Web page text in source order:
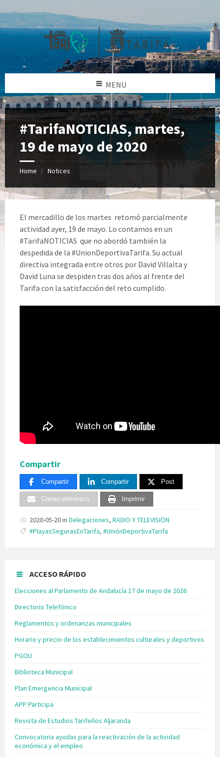
MENU
#TarifaNOTICIAS, martes,
19 de mayo de 2020
Home Notices
El mercadillo de los martes retomó parcialmente
actividad ayer, 19 de mayo. Lo contamos en un
#TarifaNOTICIAS que no abordó también la
despedida de la #UnionDeportivaTarifa. Su actual
directiva integrada entre otros por David Villalta y
David Luna se despiden tras dos años al frente del
Tarifa con la satisfacción del reto cumplido.
Compartir
Compartir Compartir Post
Correo eletrónico Imprimir
2020-05-20in Delegaciones, RADIO Y TELEVISIÓN
Tags:
#PlayasSegurasEnTarifa, #UniónDeportivaTarifa
ACCESO RÁPIDO
Elecciones al Parlamento de Andalucía 17 de mayo de 2026
Directorio Telefónico
Reglamentos y ordenanzas municipales
Horario y precio de los establecimientos culturales y deportivos
PGOU
Biblioteca Municipal
Plan Emergencia Municipal
APP Participa
Revista de Estudios Tarifeños Aljaranda
Convocatoria ayudas para la reactivación de la actividad
económica y el empleo